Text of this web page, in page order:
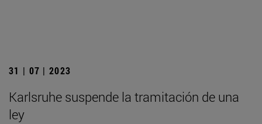
31 | 07 | 2023
Karlsruhe suspende la tramitación de una
ley